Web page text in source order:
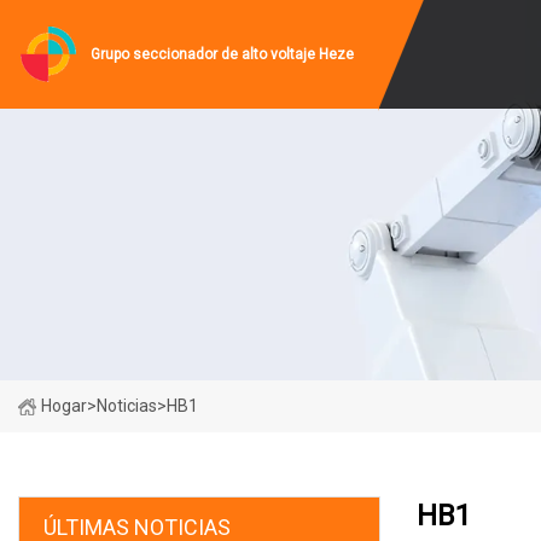
Grupo seccionador de alto voltaje Heze
Hogar>Noticias>HB1
ÚLTIMAS NOTICIAS HB1